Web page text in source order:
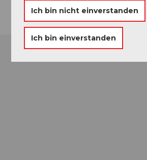
Ich bin nicht einverstanden
Ich bin einverstanden